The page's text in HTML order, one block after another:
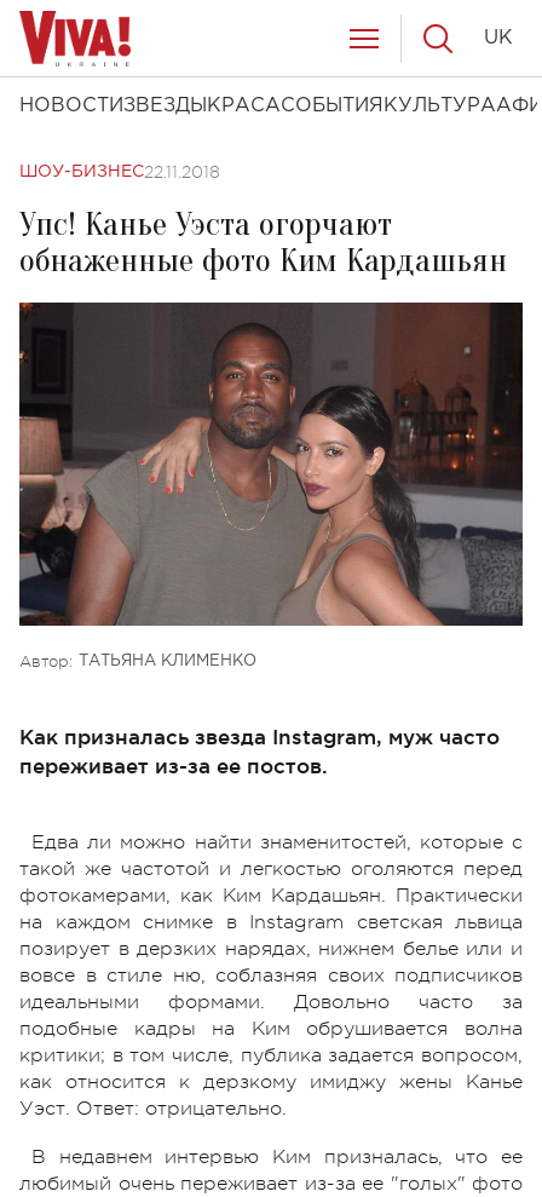
НОВОСТИ ЗВЕЗДЫ КРАСАСОБЫТИЯ КУЛЬТУРА
UK
ШОУ-БИЗНЕС22.11.2018
Упс! Канье Уэста огорчают
обнаженные фото Ким Кардашьян
Автор: ТАТЬЯНА КЛИМЕНКО
Как призналась звезда Instagram, муж часто
переживает из-за ее постов.
Едва ли можно найти знаменитостей, которые с
такой же частотой и легкостью оголяются перед
фотокамерами, как Ким Кардашьян. Практически
на каждом снимке в Instagram светская львица
позирует в дерзких нарядах, нижнем белье или и
вовсе в стиле ню, соблазняя своих подписчиков
идеальными формами. Довольно часто за
подобные кадры на Ким обрушивается волна
критики; в том числе, публика задается вопросом,
как относится к дерзкому имиджу жены Канье
Уэст. Ответ: отрицательно.
В недавнем интервью Ким призналась, что ее
любимый очень переживает из-за ее "голых" фото